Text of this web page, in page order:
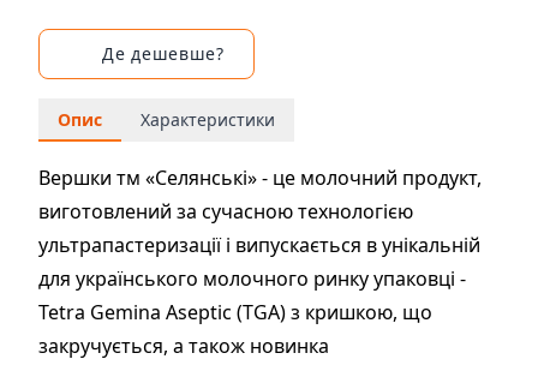
Де дешевше?
Опис Характеристики
Вершки тм «Селянські» - це молочний продукт,
виготовлений за сучасною технологією
ультрапастеризації і випускається в унікальній
для українського молочного ринку упаковці -
Tetra Gemina Aseptic (TGA) з кришкою, що
закручується, а також новинка